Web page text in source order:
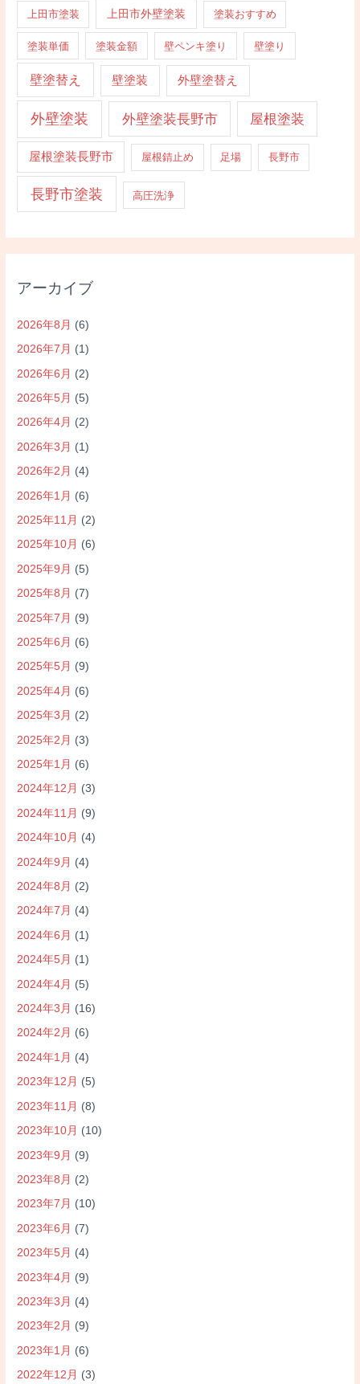
上田市塗装 上田市外壁塗装 塗装おすすめ
塗装単価 塗装金額 壁ペンキ塗り 壁塗り
壁塗替え 壁塗装 外壁塗替え
外壁塗装 外壁塗装長野市 屋根塗装
屋根塗装長野市 屋根錆止め 足場 長野市
長野市塗装 高圧洗浄
アーカイブ
2026年8月 (6)
2026年7月 (1)
2026年6月 (2)
2026年5月 (5)
2026年4月 (2)
2026年3月 (1)
2026年2月 (4)
2026年1月 (6)
2025年11月 (2)
2025年10月 (6)
2025年9月 (5)
2025年8月 (7)
2025年7月 (9)
2025年6月 (6)
2025年5月 (9)
2025年4月 (6)
2025年3月 (2)
2025年2月 (3)
2025年1月 (6)
2024年12月 (3)
2024年11月 (9)
2024年10月 (4)
2024年9月 (4)
2024年8月 (2)
2024年7月 (4)
2024年6月 (1)
2024年5月 (1)
2024年4月 (5)
2024年3月 (16)
2024年2月 (6)
2024年1月 (4)
2023年12月 (5)
2023年11月 (8)
2023年10月 (10)
2023年9月 (9)
2023年8月 (2)
2023年7月 (10)
2023年6月 (7)
2023年5月 (4)
2023年4月 (9)
2023年3月 (4)
2023年2月 (9)
2023年1月 (6)
2022年12月 (3)